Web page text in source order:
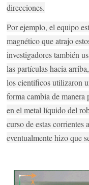
direcciones.
Por ejemplo, el equipo
magnético que atrajo
investigadores también
las partículas hacia
los científicos utilizaron
forma cambia de
en el metal líquido del
curso de estas
eventualmente hizo que